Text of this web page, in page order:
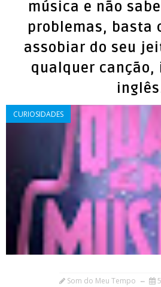
música e não
problemas, basta
assobiar do seu
qualquer canção,
CURIOSIDADES
Som do Meu Tempo